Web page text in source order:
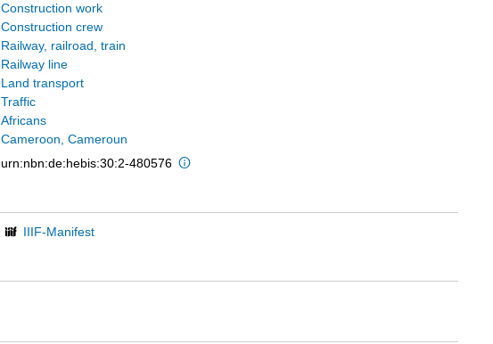
Construction work
Construction crew
Railway, railroad, train
Railway line
Land transport
Traffic
Africans
Cameroon, Cameroun
urn:nbn:de:hebis:30:2-480576
IIIF-Manifest